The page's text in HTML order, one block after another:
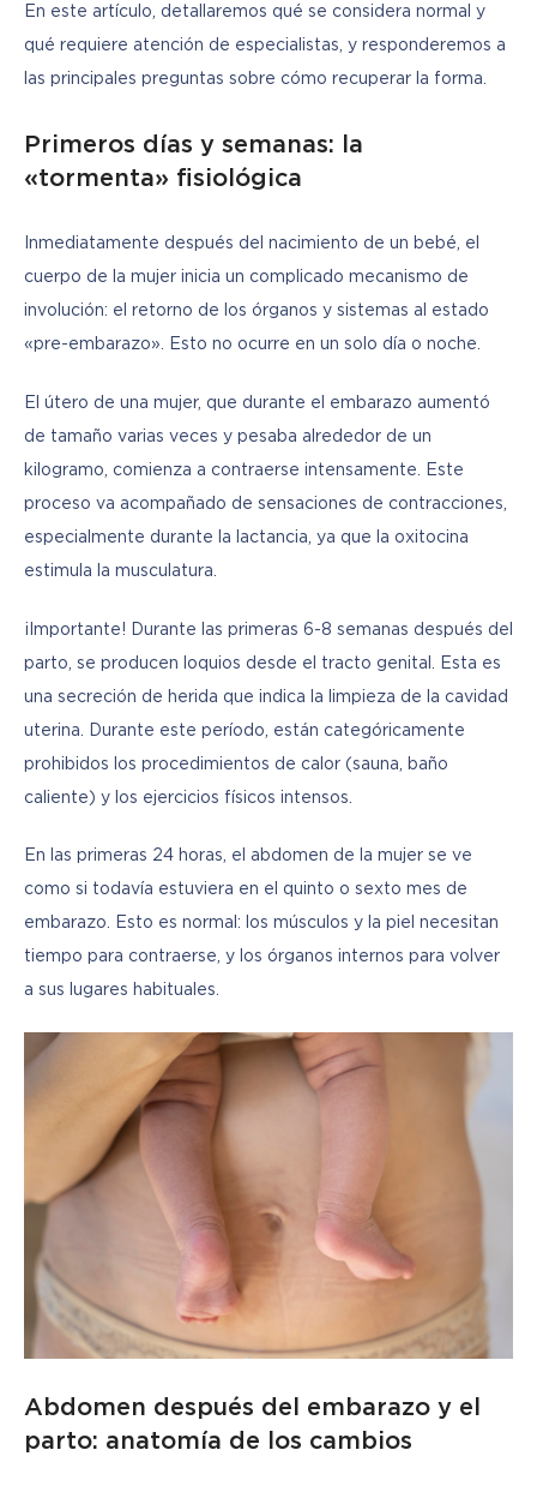
En este artículo, detallaremos qué se considera normal y
qué requiere atención de especialistas, y responderemos a
las principales preguntas sobre cómo recuperar la forma.
Primeros días y semanas: la
«tormenta» fisiológica
Inmediatamente después del nacimiento de un bebé, el
cuerpo de la mujer inicia un complicado mecanismo de
involución: el retorno de los órganos y sistemas al estado
«pre-embarazo». Esto no ocurre en un solo día o noche.
El útero de una mujer, que durante el embarazo aumentó
de tamaño varias veces y pesaba alrededor de un
kilogramo, comienza a contraerse intensamente. Este
proceso va acompañado de sensaciones de contracciones,
especialmente durante la lactancia, ya que la oxitocina
estimula la musculatura.
¡Importante! Durante las primeras 6-8 semanas después del
parto, se producen loquios desde el tracto genital. Esta es
una secreción de herida que indica la limpieza de la cavidad
uterina. Durante este período, están categóricamente
prohibidos los procedimientos de calor (sauna, baño
caliente) y los ejercicios físicos intensos.
En las primeras 24 horas, el abdomen de la mujer se ve
como si todavía estuviera en el quinto o sexto mes de
embarazo. Esto es normal: los músculos y la piel necesitan
tiempo para contraerse, y los órganos internos para volver
a sus lugares habituales.
Abdomen después del embarazo y el
parto: anatomía de los cambios